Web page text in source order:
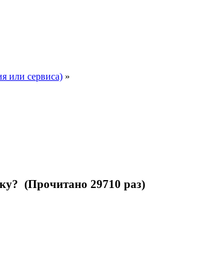
или сервиса) »
(Прочитано 29710 раз)